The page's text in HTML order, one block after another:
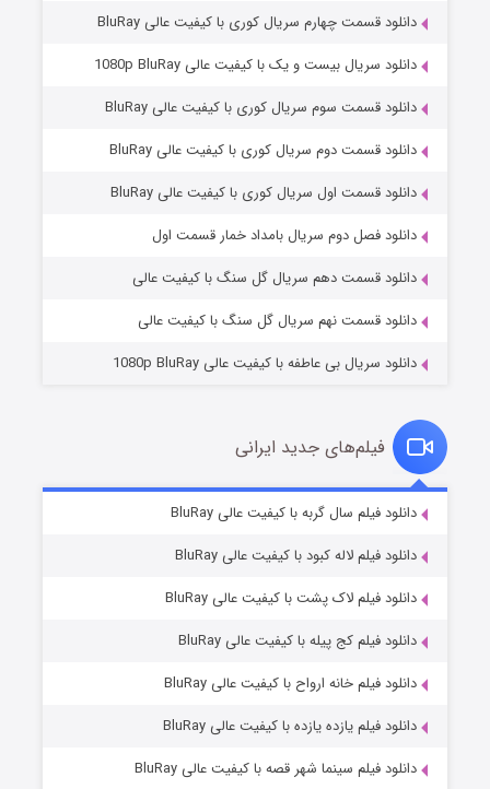
مردگان متحرک: شهر مرده ۳
قسمت۲ (زیرنویس) منتشر شد
قسمت۷ (زیرنویس) منتشر شد
دانلود قسمت چهارم سریال کوری با کیفیت عالی BluRay
دانلود سریال بیست و یک با کیفیت عالی 1080p BluRay
دانلود قسمت سوم سریال کوری با کیفیت عالی BluRay
دانلود قسمت دوم سریال کوری با کیفیت عالی BluRay
دانلود قسمت اول سریال کوری با کیفیت عالی BluRay
دانلود فصل دوم سریال بامداد خمار قسمت اول
دانلود قسمت دهم سریال گل سنگ با کیفیت عالی
دانلود قسمت نهم سریال گل سنگ با کیفیت عالی
دانلود سریال بی عاطفه با کیفیت عالی 1080p BluRay
فیلم‌های جدید ایرانی
دانلود فیلم سال گربه با کیفیت عالی BluRay
دانلود فیلم لاله کبود با کیفیت عالی BluRay
دانلود فیلم لاک پشت با کیفیت عالی BluRay
دانلود فیلم کج‌ پیله با کیفیت عالی BluRay
دانلود فیلم خانه ارواح با کیفیت عالی BluRay
دانلود فیلم یازده یازده با کیفیت عالی BluRay
دانلود فیلم سینما شهر قصه با کیفیت عالی BluRay